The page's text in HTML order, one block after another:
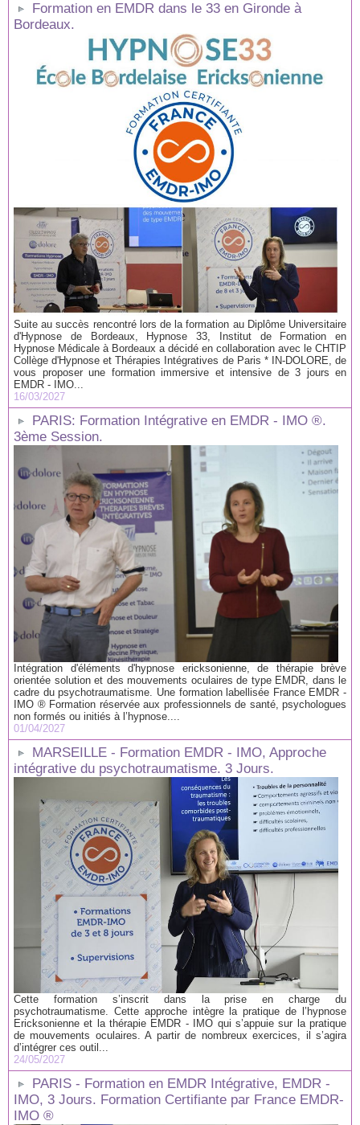
Formation en EMDR dans le 33 en Gironde à
Bordeaux.
Suite au succès rencontré lors de la formation au Diplôme Universitaire
d'Hypnose de Bordeaux, Hypnose 33, Institut de Formation en
Hypnose Médicale à Bordeaux a décidé en collaboration avec le CHTIP
Collège d'Hypnose et Thérapies Intégratives de Paris * IN-DOLORE, de
vous proposer une formation immersive et intensive de 3 jours en
EMDR - IMO...
16/03/2027
PARIS: Formation Intégrative en EMDR - IMO ®.
3ème Session.
Intégration d'éléments d'hypnose ericksonienne, de thérapie brève
orientée solution et des mouvements oculaires de type EMDR, dans le
cadre du psychotraumatisme. Une formation labellisée France EMDR -
IMO ® Formation réservée aux professionnels de santé, psychologues
non formés ou initiés à l’hypnose....
01/04/2027
MARSEILLE - Formation EMDR - IMO, Approche
intégrative du psychotraumatisme. 3 Jours.
Cette formation s’inscrit dans la prise en charge du
psychotraumatisme. Cette approche intègre la pratique de l’hypnose
Ericksonienne et la thérapie EMDR - IMO qui s’appuie sur la pratique
de mouvements oculaires. A partir de nombreux exercices, il s’agira
d’intégrer ces outil...
24/05/2027
PARIS - Formation en EMDR Intégrative, EMDR -
IMO, 3 Jours. Formation Certifiante par France EMDR-
IMO ®